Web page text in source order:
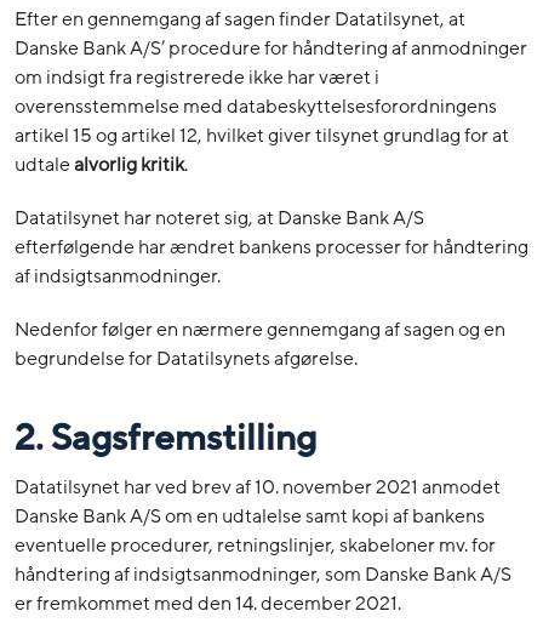
Efter en gennemgang af sagen finder Datatilsynet, at
Danske Bank A/S’ procedure for håndtering af anmodninger
om indsigt fra registrerede ikke har været i
overensstemmelse med databeskyttelsesforordningens
artikel 15 og artikel 12, hvilket giver tilsynet grundlag for at
udtalealvorlig kritik.
Datatilsynet har noteret sig, at Danske Bank A/S
efterfølgende har ændret bankens processer for håndtering
af indsigtsanmodninger.
Nedenfor følger en nærmere gennemgang af sagen og en
begrundelse for Datatilsynets afgørelse.
2. Sagsfremstilling
Datatilsynet har ved brev af 10. november 2021 anmodet
Danske Bank A/S om en udtalelse samt kopi af bankens
eventuelle procedurer, retningslinjer, skabeloner mv. for
håndtering af indsigtsanmodninger, som Danske Bank A/S
er fremkommet med den 14. december 2021.